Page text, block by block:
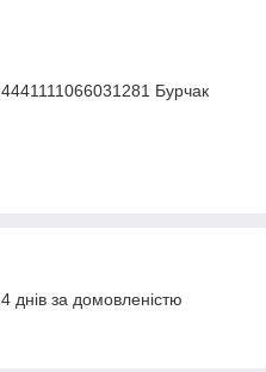
Бурчак
днів за домовленістю